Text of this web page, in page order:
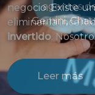
agentes
Gemini,